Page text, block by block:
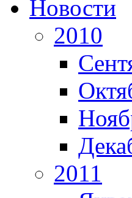
Новости
2010
2011